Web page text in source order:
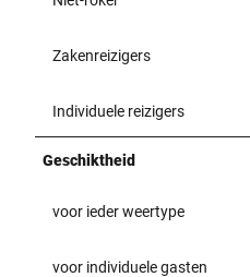
Zakenreizigers
Individuele reizigers
Geschiktheid
voor ieder weertype
voor individuele gasten